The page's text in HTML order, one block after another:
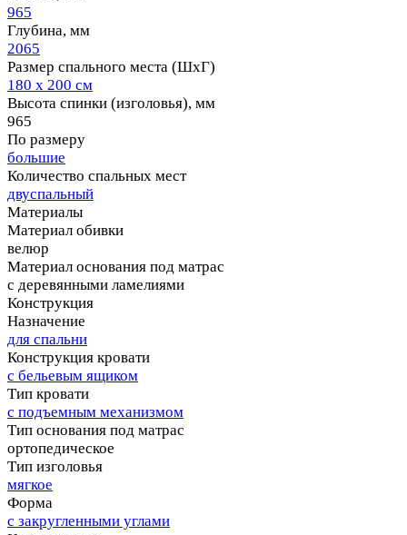
965
Глубина, мм
2065
Размер спального места (ШхГ)
180 х 200 см
Высота спинки (изголовья), мм
965
По размеру
большие
Количество спальных мест
двуспальный
Материалы
Материал обивки
велюр
Материал основания под матрас
с деревянными ламелиями
Конструкция
Назначение
для спальни
Конструкция кровати
с бельевым ящиком
Тип кровати
с подъемным механизмом
Тип основания под матрас
ортопедическое
Тип изголовья
мягкое
Форма
с закругленными углами